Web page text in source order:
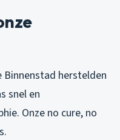
Binnenstad herstelden
snel en
Onze no cure, no